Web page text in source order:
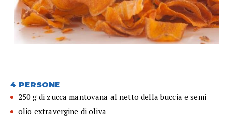
4 PERSONE
250 g di zucca mantovana al netto della buccia e semi
olio extravergine di oliva